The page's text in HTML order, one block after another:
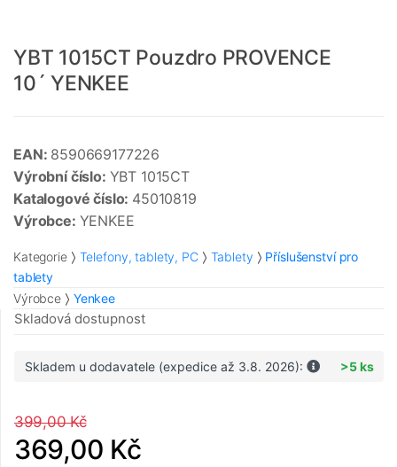
YBT 1015CT Pouzdro PROVENCE
10´ YENKEE
EAN: 8590669177226
Výrobní číslo: YBT 1015CT
Katalogové číslo: 45010819
Výrobce: YENKEE
Kategorie Telefony, tablety, PC Tablety
Příslušenství pro
tablety
Výrobce
Yenkee
Skladová dostupnost
Skladem u dodavatele (expedice až 3.8. 2026): >5 ks
399,00 Kč
369,00 Kč